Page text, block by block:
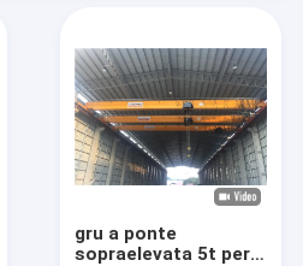
gru a ponte
sopraelevata 5t per